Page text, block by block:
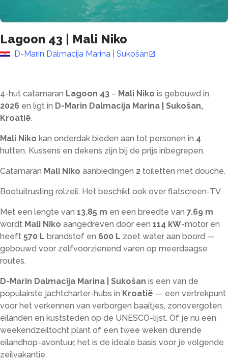
Lagoon 43 Mali Niko
D-Marin Dalmacija Marina | Sukošan
4-hut catamaran Lagoon 43 – Mali Niko is gebouwd in
2026 en ligt in D-Marin Dalmacija Marina | Sukošan,
Kroatië.
Mali Niko kan onderdak bieden aan tot personen in 4
hutten. Kussens en dekens zijn bij de prijs inbegrepen.
Catamaran Mali Niko aanbiedingen 2 toiletten met douche.
Bootuitrusting rolzeil. Het beschikt ook over flatscreen-TV.
Met een lengte van 13.85 m en een breedte van 7.69 m
wordt Mali Niko aangedreven door een 114 kW-motor en
heeft 570 L brandstof en 600 L zoet water aan boord —
gebouwd voor zelfvoorzienend varen op meerdaagse
routes.
D-Marin Dalmacija Marina | Sukošan is een van de
populairste jachtcharter-hubs in Kroatië — een vertrekpunt
voor het verkennen van verborgen baaitjes, zonovergoten
eilanden en kuststeden op de UNESCO-lijst. Of je nu een
weekendzeiltocht plant of een twee weken durende
eilandhop-avontuur, het is de ideale basis voor je volgende
zeilvakantie.